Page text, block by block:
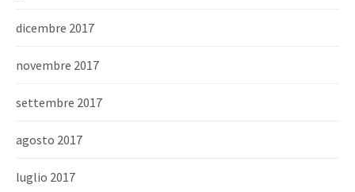
dicembre 2017
novembre 2017
settembre 2017
agosto 2017
luglio 2017